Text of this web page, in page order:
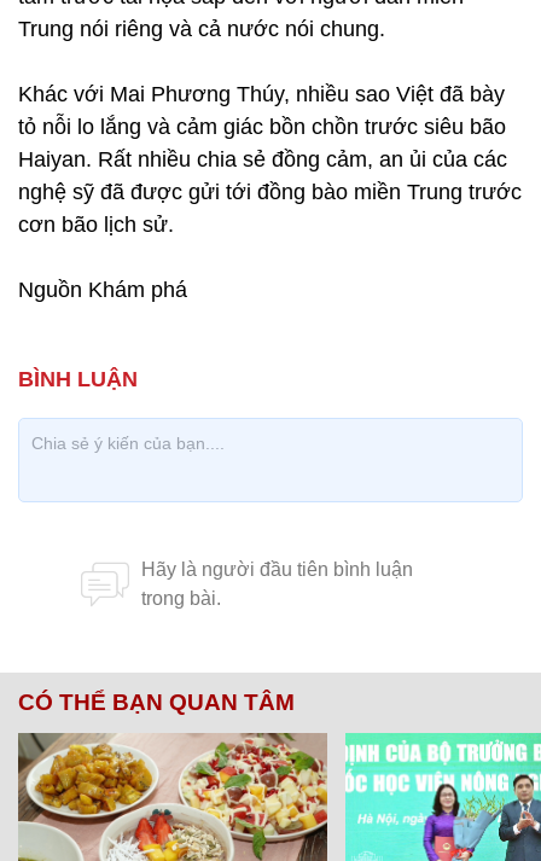
Trung nói riêng và cả nước nói chung.
Khác với Mai Phương Thúy, nhiều sao Việt đã bày
tỏ nỗi lo lắng và cảm giác bồn chồn trước siêu bão
Haiyan. Rất nhiều chia sẻ đồng cảm, an ủi của các
nghệ sỹ đã được gửi tới đồng bào miền Trung trước
cơn bão lịch sử.
Nguồn Khám phá
CÓ THỂ BẠN QUAN TÂM